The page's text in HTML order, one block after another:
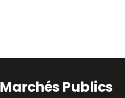
Marchés Publics